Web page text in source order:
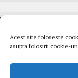
Acest site foloseste
asupra folosirii cookie-
© 2007 - 2025